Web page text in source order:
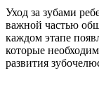
Уход за зубами
важной частью
каждом этапе
которые
развития